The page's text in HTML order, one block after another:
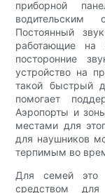
приборной
Постоянный
работающие на
посторонние
устройство на
такой быстрый
помогает
Аэропорты и
местами для
для наушников
терпимым во
Для семей это
средством